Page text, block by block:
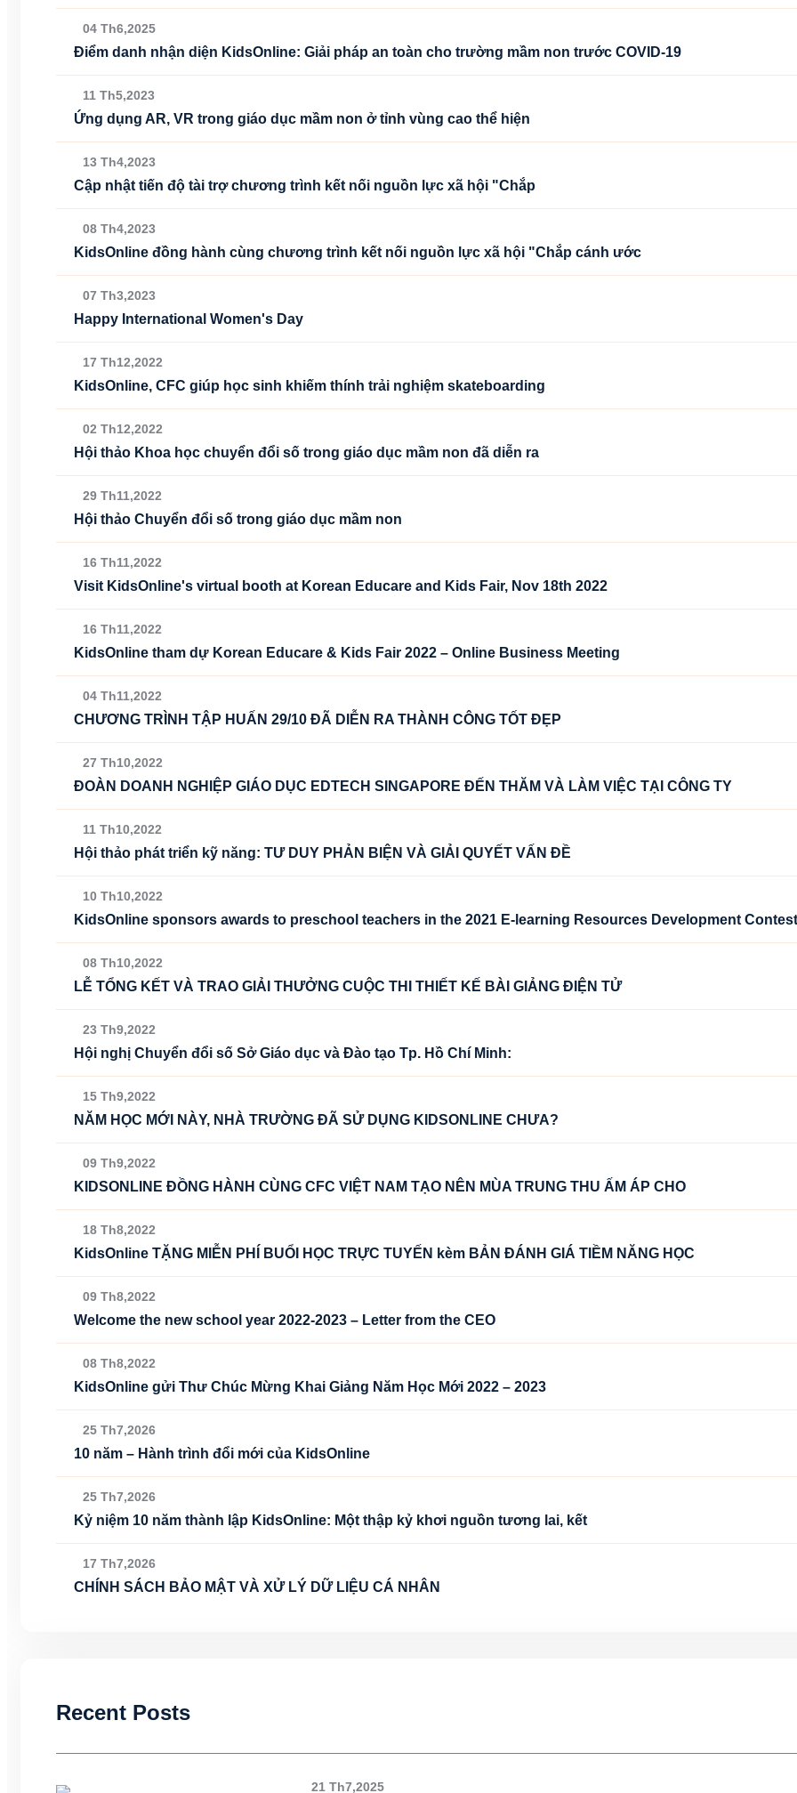
04 Th6,2025
Điểm danh nhận diện KidsOnline: Giải pháp an toàn cho trường mầm non trước COVID-19
11 Th5,2023
Ứng dụng AR, VR trong giáo dục mầm non ở tỉnh vùng cao thể hiện
13 Th4,2023
Cập nhật tiến độ tài trợ chương trình kết nối nguồn lực xã hội "Chắp
08 Th4,2023
KidsOnline đồng hành cùng chương trình kết nối nguồn lực xã hội "Chắp cánh ước
07 Th3,2023
Happy International Women's Day
17 Th12,2022
KidsOnline, CFC giúp học sinh khiếm thính trải nghiệm skateboarding
02 Th12,2022
Hội thảo Khoa học chuyển đổi số trong giáo dục mầm non đã diễn ra
29 Th11,2022
Hội thảo Chuyển đổi số trong giáo dục mầm non
16 Th11,2022
Visit KidsOnline's virtual booth at Korean Educare and Kids Fair, Nov 18th 2022
16 Th11,2022
KidsOnline tham dự Korean Educare & Kids Fair 2022 – Online Business Meeting
04 Th11,2022
CHƯƠNG TRÌNH TẬP HUẤN 29/10 ĐÃ DIỄN RA THÀNH CÔNG TỐT ĐẸP
27 Th10,2022
ĐOÀN DOANH NGHIỆP GIÁO DỤC EDTECH SINGAPORE ĐẾN THĂM VÀ LÀM VIỆC TẠI CÔNG TY
11 Th10,2022
Hội thảo phát triển kỹ năng: TƯ DUY PHẢN BIỆN VÀ GIẢI QUYẾT VẤN ĐỀ
10 Th10,2022
KidsOnline sponsors awards to preschool teachers in the 2021 E-learning Resources Development Contest
08 Th10,2022
LỄ TỔNG KẾT VÀ TRAO GIẢI THƯỞNG CUỘC THI THIẾT KẾ BÀI GIẢNG ĐIỆN TỬ
23 Th9,2022
Hội nghị Chuyển đổi số Sở Giáo dục và Đào tạo Tp. Hồ Chí Minh:
15 Th9,2022
NĂM HỌC MỚI NÀY, NHÀ TRƯỜNG ĐÃ SỬ DỤNG KIDSONLINE CHƯA?
09 Th9,2022
KIDSONLINE ĐỒNG HÀNH CÙNG CFC VIỆT NAM TẠO NÊN MÙA TRUNG THU ẤM ÁP CHO
18 Th8,2022
KidsOnline TẶNG MIỄN PHÍ BUỔI HỌC TRỰC TUYẾN kèm BẢN ĐÁNH GIÁ TIỀM NĂNG HỌC
09 Th8,2022
Welcome the new school year 2022-2023 – Letter from the CEO
08 Th8,2022
KidsOnline gửi Thư Chúc Mừng Khai Giảng Năm Học Mới 2022 – 2023
25 Th7,2026
10 năm – Hành trình đổi mới của KidsOnline
25 Th7,2026
Kỷ niệm 10 năm thành lập KidsOnline: Một thập kỷ khơi nguồn tương lai, kết
17 Th7,2026
CHÍNH SÁCH BẢO MẬT VÀ XỬ LÝ DỮ LIỆU CÁ NHÂN
Recent Posts
21 Th7,2025